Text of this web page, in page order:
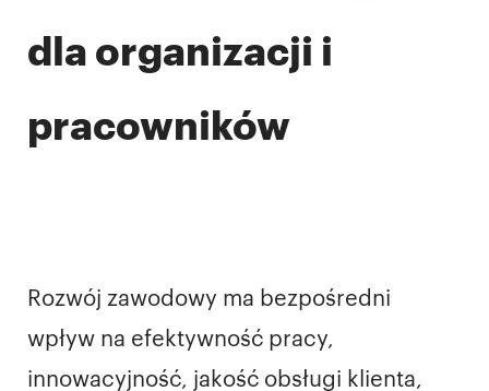
dla organizacji i
pracowników
Rozwój zawodowy ma bezpośredni
wpływ na efektywność pracy,
innowacyjność, jakość obsługi klienta,